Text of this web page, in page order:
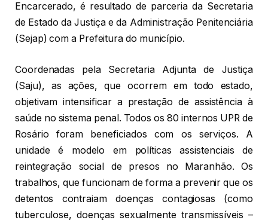
Encarcerado, é resultado de parceria da Secretaria
de Estado da Justiça e da Administração Penitenciária
(Sejap) com a Prefeitura do município.
Coordenadas pela Secretaria Adjunta de Justiça
(Saju), as ações, que ocorrem em todo estado,
objetivam intensificar a prestação de assistência à
saúde no sistema penal. Todos os 80 internos UPR de
Rosário foram beneficiados com os serviços. A
unidade é modelo em políticas assistenciais de
reintegração social de presos no Maranhão. Os
trabalhos, que funcionam de forma a prevenir que os
detentos contraiam doenças contagiosas (como
tuberculose, doenças sexualmente transmissíveis –